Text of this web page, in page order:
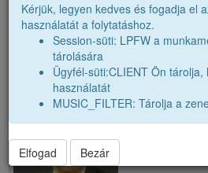
Dr. Kurkó János
Kérjük, legyen kedves és fogadja el
használatát a folytatáshoz.
Session-süti: LPFW a
tárolására
Ügyfél-süti:CLIENT Ön
használatát
MUSIC_FILTER: Tárolja a
Elfogad Bezár